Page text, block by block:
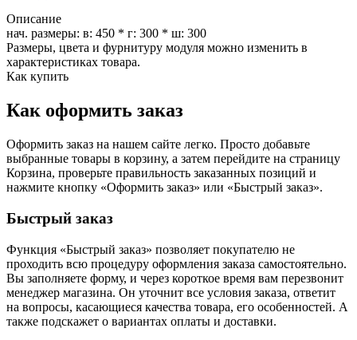
Описание
нач. размеры: в: 450 * г: 300 * ш: 300
Размеры, цвета и фурнитуру модуля можно изменить в
характеристиках товара.
Как купить
Как оформить заказ
Оформить заказ на нашем сайте легко. Просто добавьте
выбранные товары в корзину, а затем перейдите на страницу
Корзина, проверьте правильность заказанных позиций и
нажмите кнопку «Оформить заказ» или «Быстрый заказ».
Быстрый заказ
Функция «Быстрый заказ» позволяет покупателю не
проходить всю процедуру оформления заказа самостоятельно.
Вы заполняете форму, и через короткое время вам перезвонит
менеджер магазина. Он уточнит все условия заказа, ответит
на вопросы, касающиеся качества товара, его особенностей. А
также подскажет о вариантах оплаты и доставки.